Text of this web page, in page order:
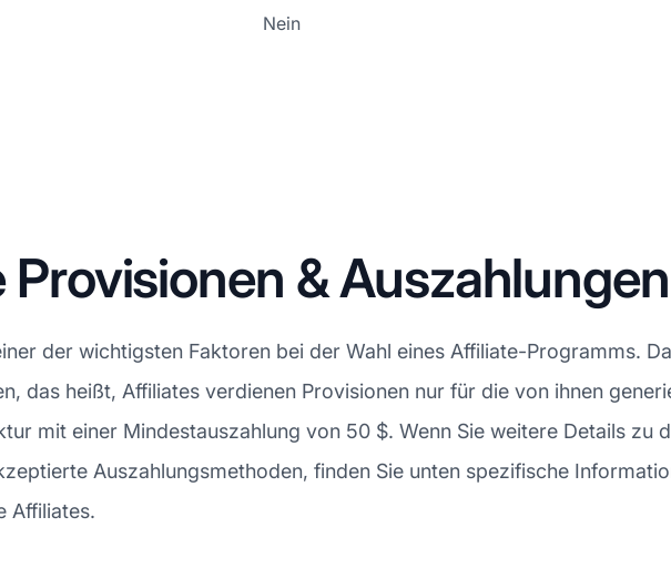
Nein
& Auszahlungen
der wichtigsten Faktoren bei der Wahl eines Affiliate-Programms.
das heißt, Affiliates verdienen Provisionen nur für die von ihnen
mit einer Mindestauszahlung von 50 $. Wenn Sie weitere Details zu
Auszahlungsmethoden, finden Sie unten spezifische
Affiliates.